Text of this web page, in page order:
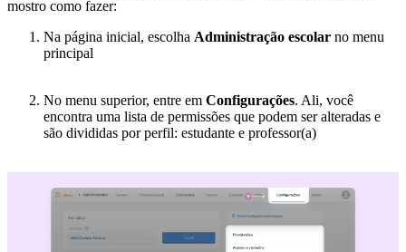
mostro como fazer:
Na página inicial, escolha Administração escolar no menu
principal
No menu superior, entre em Configurações. Ali, você
encontra uma lista de permissões que podem ser alteradas e
são divididas por perfil: estudante e professor(a)